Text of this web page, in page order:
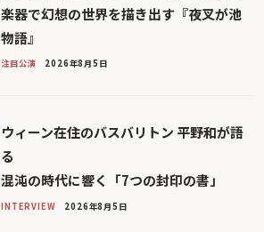
楽器で幻想の世界を描き出す『夜叉が池
物語』
注目公演 2026年8月5日
ウィーン在住のバスバリトン 平野和が語
る
混沌の時代に響く「7つの封印の書」
INTERVIEW 2026年8月5日